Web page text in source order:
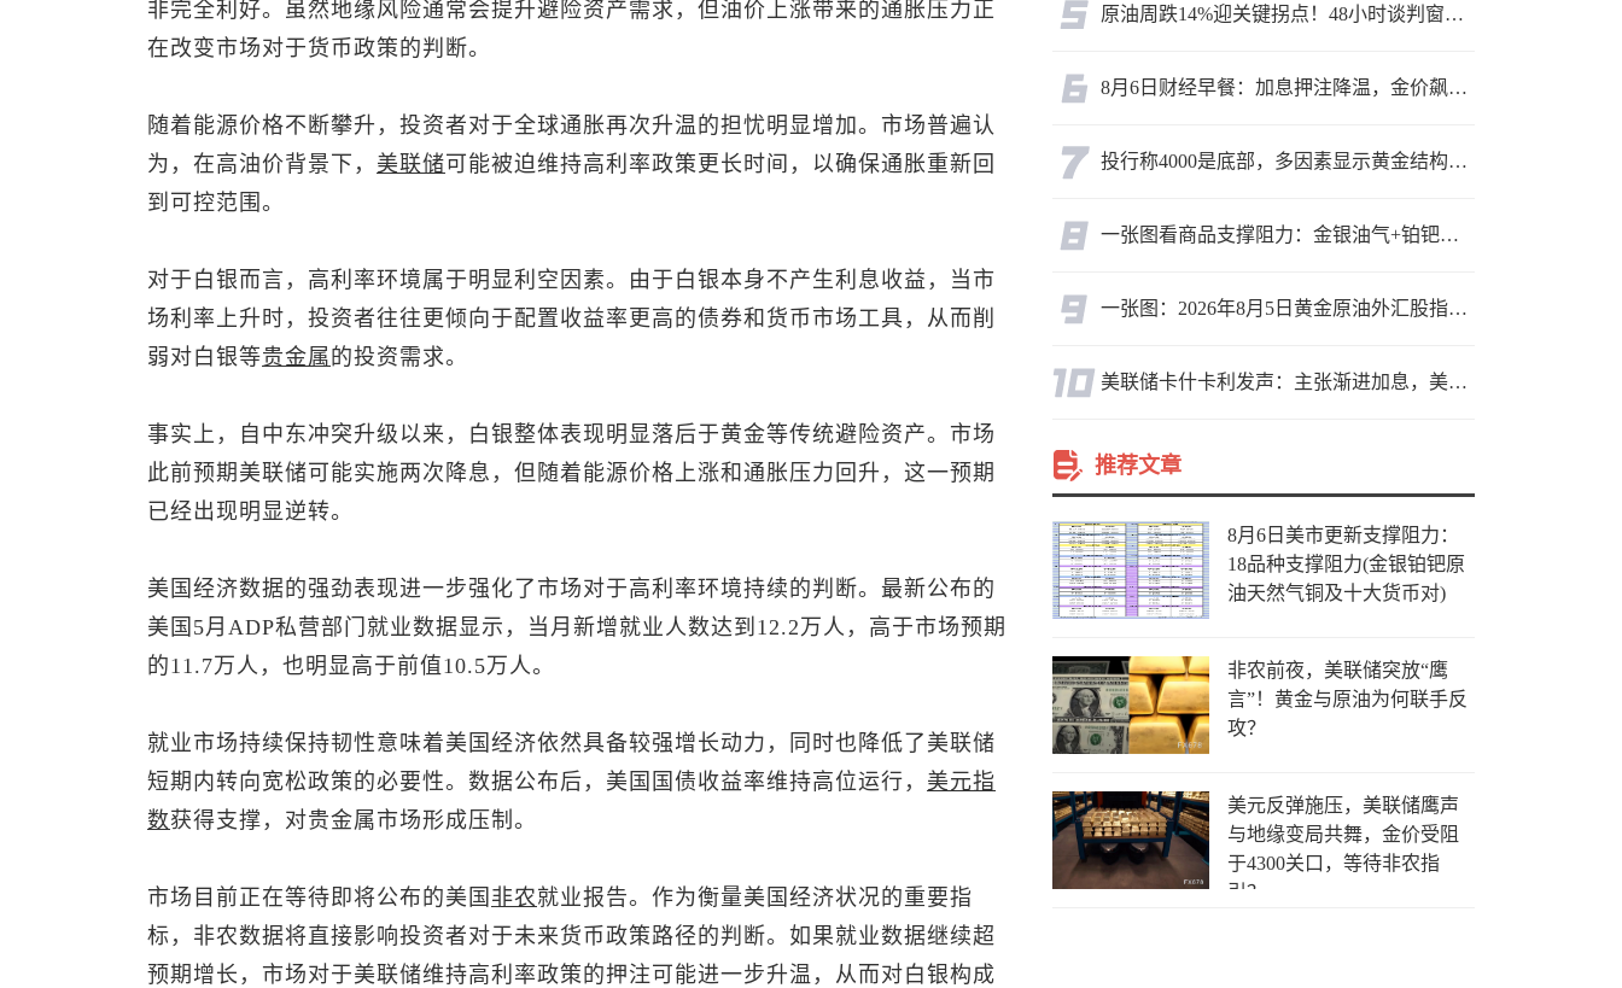
非完全利好。虽然地缘风险通常会提升避险资产需求，但油价上涨带来的通胀压力正
在改变市场对于货币政策的判断。
随着能源价格不断攀升，投资者对于全球通胀再次升温的担忧明显增加。市场普遍认
为，在高油价背景下， 美联储可能被迫维持高利率政策更长时间，以确保通胀重新回
到可控范围。
对于白银而言，高利率环境属于明显利空因素。由于白银本身不产生利息收益，当市
场利率上升时，投资者往往更倾向于配置收益率更高的债券和货币市场工具，从而削
弱对白银等贵金属的投资需求。
事实上，自中东冲突升级以来，白银整体表现明显落后于黄金等传统避险资产。市场
此前预期美联储可能实施两次降息，但随着能源价格上涨和通胀压力回升，这一预期
已经出现明显逆转。
美国经济数据的强劲表现进一步强化了市场对于高利率环境持续的判断。最新公布的
美国5月ADP私营部门就业数据显示，当月新增就业人数达到12.2万人，高于市场预期
的11.7万人，也明显高于前值10.5万人。
就业市场持续保持韧性意味着美国经济依然具备较强增长动力，同时也降低了美联储
短期内转向宽松政策的必要性。数据公布后，美国国债收益率维持高位运行， 美元指
数获得支撑，对贵金属市场形成压制。
市场目前正在等待即将公布的美国 非农就业报告。作为衡量美国经济状况的重要指
标，非农数据将直接影响投资者对于未来货币政策路径的判断。如果就业数据继续超
预期增长，市场对于美联储维持高利率政策的押注可能进一步升温，从而对白银构成
原油周跌14%迎关键拐点！48小时谈判窗口，暗藏行情变数
8月6日财经早餐：加息押注降温，金价飙升至近两个月高位，地缘缓和预期，美油75关口拉锯
投行称4000是底部，多因素显示黄金结构性机会显现
一张图看商品支撑阻力：金银油气+铂钯铜农产品期货(2026年8月5日)
一张图：2026年8月5日黄金原油外汇股指“枢纽点+多空持仓信号”一览
美联储卡什卡利发声：主张渐进加息，美联储内部政策分歧
推荐文章
8月6日美市更新支撑阻力：
18品种支撑阻力(金银铂钯原
油天然气铜及十大货币对)
非农前夜，美联储突放“鹰
言”！黄金与原油为何联手反
攻？
美元反弹施压，美联储鹰声
与地缘变局共舞，金价受阻
于4300关口，等待非农指
引？